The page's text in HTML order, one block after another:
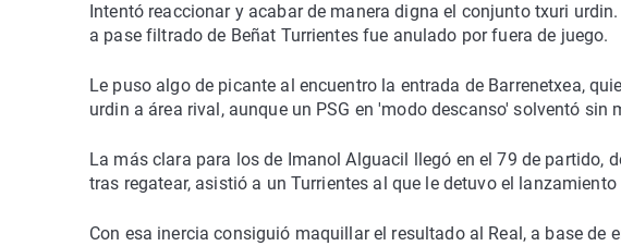
Intentó reaccionar y acabar de manera digna el conjunto txuri
a pase filtrado de Beñat Turrientes fue anulado por fuera de juego.
Le puso algo de picante al encuentro la entrada de Barrenetxea,
urdin a área rival, aunque un PSG en 'modo descanso' solventó
La más clara para los de Imanol Alguacil llegó en el 79 de partido,
tras regatear, asistió a un Turrientes al que le detuvo el
Con esa inercia consiguió maquillar el resultado al Real, a base de